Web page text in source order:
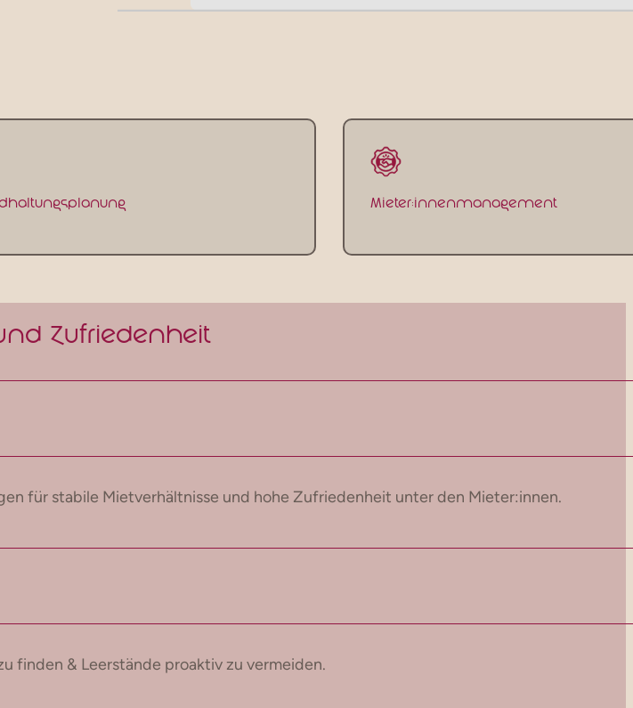
Mieter:innenmanagement
Zufriedenheit
für stabile Mietverhältnisse und hohe Zufriedenheit unter den Mieter:innen.
finden & Leerstände proaktiv zu vermeiden.